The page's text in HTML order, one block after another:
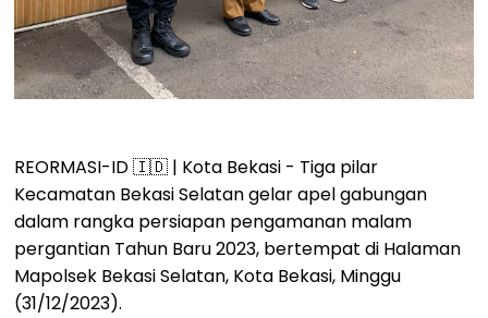
REORMASI-ID 🇮🇩 | Kota Bekasi - Tiga pilar
Kecamatan Bekasi Selatan gelar apel gabungan
dalam rangka persiapan pengamanan malam
pergantian Tahun Baru 2023, bertempat di Halaman
Mapolsek Bekasi Selatan, Kota Bekasi, Minggu
(31/12/2023).